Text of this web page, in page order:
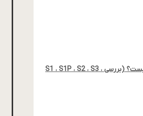
استاندارد کفش ایمنی چیست؟ (بررسی S1 ، S1P ، S2 ، S3 ،